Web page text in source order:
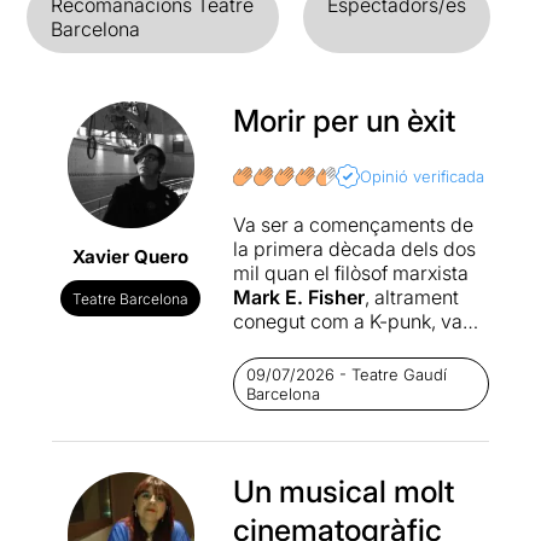
Recomanacions Teatre
Barcelona
Espectadors/es
Xavier Quero
Teatre Barcelona
Morir per un èxit
Opinió verificada
Va ser a començaments de
la primera dècada dels dos
mil quan el filòsof marxista
Mark E. Fisher, altrament
conegut com a K-punk, va
nothing”pel seu bloc, en el
que ens parlava de la
consideració social i afectes
derivats per l’èxit acadèmic i
l'individu queda lligat al seu
rendiment, fent que el fracàs
09/07/2026 - Teatre Gaudí
Barcelona
Un musical molt
cinematogràfic